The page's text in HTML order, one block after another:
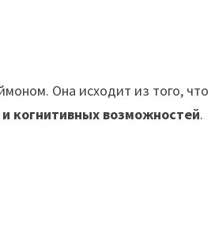
Она исходит из того, что
когнитивных возможностей.